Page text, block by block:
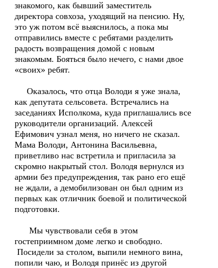
знакомого, как бывший заместитель
директора совхоза, уходящий на пенсию. Ну,
это уж потом всё выяснилось, а пока мы
отправились вместе с ребятами разделить
радость возвращения домой с новым
знакомым. Бояться было нечего, с нами двое
«своих» ребят.
Оказалось, что отца Володи я уже знала,
как депутата сельсовета. Встречались на
заседаниях Исполкома, куда приглашались все
руководители организаций. Алексей
Ефимович узнал меня, но ничего не сказал.
Мама Володи, Антонина Васильевна,
приветливо нас встретила и пригласила за
скромно накрытый стол. Володя вернулся из
армии без предупреждения, так рано его ещё
не ждали, а демобилизован он был одним из
первых как отличник боевой и политической
подготовки.
Мы чувствовали себя в этом
гостеприимном доме легко и свободно.
Посидели за столом, выпили немного вина,
попили чаю, и Володя принёс из другой